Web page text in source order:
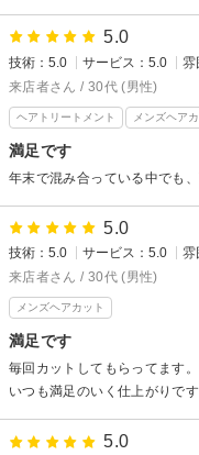
5.0
技術：5.0 サービス：5.0
雰
来店者さん / 30代 (男性)
ヘアトリートメント メンズヘア
満足です
年末で混み合っている中でも
5.0
技術：5.0 サービス：5.0
雰
来店者さん / 30代 (男性)
メンズヘアカット
満足です
毎回カットしてもらってます。
いつも満足のいく仕上がりで
5.0